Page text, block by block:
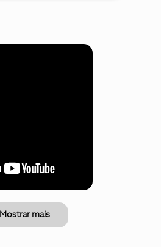
Mostrar mais